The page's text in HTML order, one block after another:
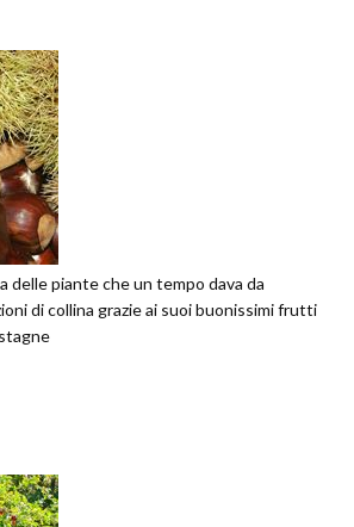
delle piante che un tempo dava da
di collina grazie ai suoi buonissimi frutti